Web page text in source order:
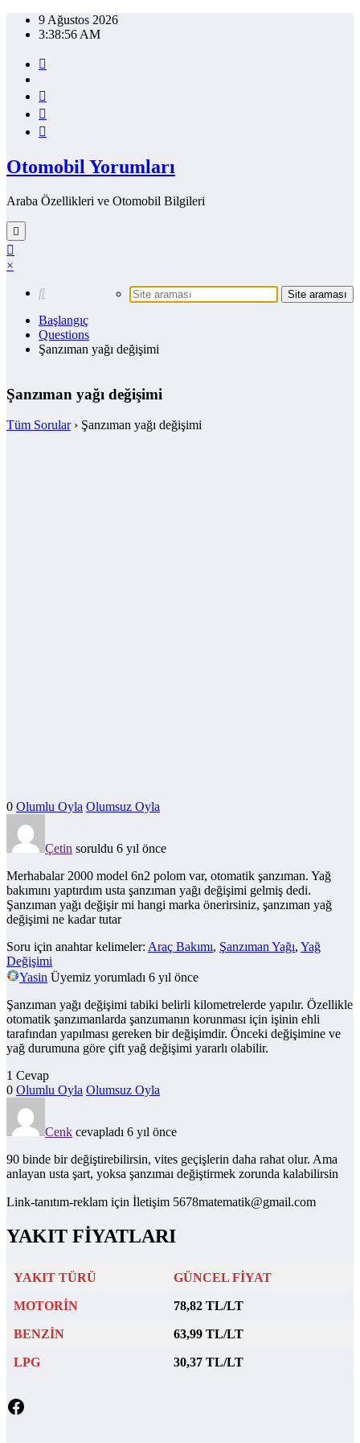
İçeriğe9 Ağustos 2026
3:38:56 AM
Otomobil Yorumları
Araba Özellikleri ve Otomobil Bilgileri
×
Başlangıç
Questions
Şanzıman yağı değişimi
Şanzıman yağı değişimi
Tüm Sorular› Şanzıman yağı değişimi
0 Olumlu Oyla Olumsuz Oyla
Çetin soruldu 6 yıl önce
Merhabalar 2000 model 6n2 polom var, otomatik şanzıman. Yağ
bakımını yaptırdım usta şanzıman yağı değişimi gelmiş dedi.
Şanzıman yağı değişir mi hangi marka önerirsiniz, şanzıman yağ
değişimi ne kadar tutar
Soru için anahtar kelimeler: Araç Bakımı, Şanzıman Yağı, Yağ
Değişimi
Yasin Üyemiz yorumladı 6 yıl önce
Şanzıman yağı değişimi tabiki belirli kilometrelerde yapılır. Özellikle
otomatik şanzımanlarda şanzumanın korunması için işinin ehli
tarafından yapılması gereken bir değişimdir. Önceki değişimine ve
yağ durumuna göre çift yağ değişimi yararlı olabilir.
1 Cevap
0 Olumlu Oyla Olumsuz Oyla
Cenk cevapladı 6 yıl önce
90 binde bir değiştirebilirsin, vites geçişlerin daha rahat olur. Ama
anlayan usta şart, yoksa şanzımaı değiştirmek zorunda kalabilirsin
Link-tanıtım-reklam için İletişim 5678matematik@gmail.com
YAKIT FİYATLARI
YAKIT TÜRÜ GÜNCEL FİYAT
MOTORİN 78,82 TL/LT
BENZİN 63,99 TL/LT
LPG 30,37 TL/LT
Facebook